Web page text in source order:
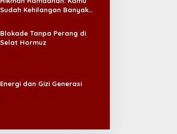
Sudah Kehilangan Banyak
Blokade Tanpa Perang di
Selat Hormuz
Energi dan Gizi Generasi